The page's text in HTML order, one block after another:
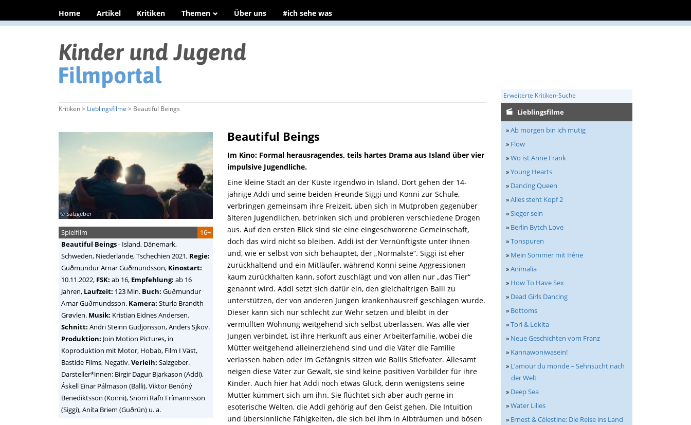
Home Artikel Kritiken Themen Über uns #ich sehe was
Erweiterte Kritiken-Suche
Kritiken > Lieblingsfilme > Beautiful Beings
Beautiful Beings
Im Kino: Formal herausragendes, teils hartes Drama aus Island über vier
impulsive Jugendliche.
Eine kleine Stadt an der Küste irgendwo in Island. Dort gehen der 14-
jährige Addi und seine beiden Freunde Siggi und Konni zur Schule,
verbringen gemeinsam ihre Freizeit, üben sich in Mutproben gegenüber
älteren Jugendlichen, betrinken sich und probieren verschiedene Drogen
aus. Auf den ersten Blick sind sie eine eingeschworene Gemeinschaft,
doch das wird nicht so bleiben. Addi ist der Vernünftigste unter ihnen
und, wie er selbst von sich behauptet, der „Normalste“. Siggi ist eher
zurückhaltend und ein Mitläufer, während Konni seine Aggressionen
kaum zurückhalten kann, sofort zuschlägt und von allen nur „das Tier“
genannt wird. Addi setzt sich dafür ein, den gleichaltrigen Balli zu
unterstützen, der von anderen Jungen krankenhausreif geschlagen wurde.
Dieser kann sich nur schlecht zur Wehr setzen und bleibt in der
vermüllten Wohnung weitgehend sich selbst überlassen. Was alle vier
Jungen verbindet, ist ihre Herkunft aus einer Arbeiterfamilie, wobei die
Mütter weitgehend alleinerziehend sind und die Väter die Familie
verlassen haben oder im Gefängnis sitzen wie Ballis Stiefvater. Allesamt
neigen diese Väter zur Gewalt, sie sind keine positiven Vorbilder für ihre
Kinder. Auch hier hat Addi noch etwas Glück, denn wenigstens seine
Mutter kümmert sich um ihn. Sie flüchtet sich aber auch gerne in
esoterische Welten, die Addi gehörig auf den Geist gehen. Die Intuition
und übersinnliche Fähigkeiten, die sich bei ihm in Albträumen und bösen
© Salzgeber
16+
Spielfilm
Beautiful Beings- Island, Dänemark,
Schweden, Niederlande, Tschechien 2021, Regie:
Guðmundur Arnar Guðmundsson, Kinostart:
10.11.2022, FSK: ab 16, Empfehlung: ab 16
Jahren, Laufzeit: 123 Min. Buch: Guðmundur
Arnar Guðmundsson. Kamera: Sturla Brandth
Grøvlen. Musik: Kristian Eidnes Andersen.
Schnitt: Andri Steinn Gudjönsson, Anders Sjkov.
Produktion: Join Motion Pictures, in
Koproduktion mit Motor, Hobab, Film I Väst,
Bastide Films, Negativ.Verleih: Salzgeber.
Darsteller*innen: Birgir Dagur Bjarkason (Addi),
Áskell Einar Pálmason (Balli), Viktor Benóný
Benediktsson (Konni), Snorri Rafn Frímannsson
(Siggi), Aníta Briem (Guðrún) u. a.
Lieblingsfilme
»Ab morgen bin ich mutig
» Flow
»Wo ist Anne Frank
»Young Hearts
» Dancing Queen
»Alles steht Kopf 2
»Sieger sein
» Berlin Bytch Love
»Tonspuren
» Mein Sommer mit Irène
»Animalia
» How To Have Sex
» Dead Girls Dancing
» Bottoms
»Tori & Lokita
» Neue Geschichten vom Franz
» Kannawoniwasein!
» L‘amour du monde – Sehnsucht nach
der Welt
» Deep Sea
»Water Lilies
» Ernest & Célestine: Die Reise ins Land